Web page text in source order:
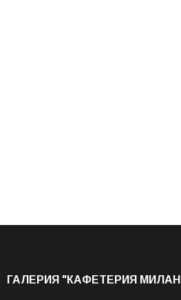
ГАЛЕРИЯ "КАФЕТЕРИЯ